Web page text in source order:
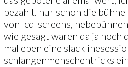
bezahlt. nur schon die
von lcd-screens,
wie gesagt waren da ja noch
mal eben eine
schlangenmenschentricks